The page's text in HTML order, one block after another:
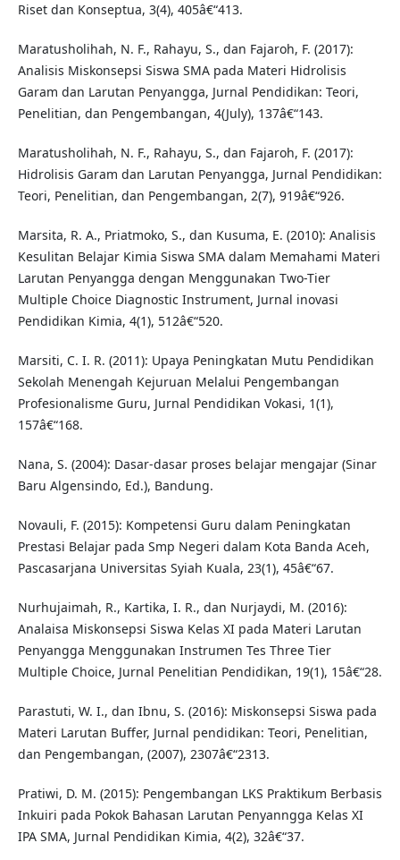
Riset dan Konseptua, 3(4), 405â€“413.
Maratusholihah, N. F., Rahayu, S., dan Fajaroh, F. (2017):
Analisis Miskonsepsi Siswa SMA pada Materi Hidrolisis
Garam dan Larutan Penyangga, Jurnal Pendidikan: Teori,
Penelitian, dan Pengembangan, 4(July), 137â€“143.
Maratusholihah, N. F., Rahayu, S., dan Fajaroh, F. (2017):
Hidrolisis Garam dan Larutan Penyangga, Jurnal Pendidikan:
Teori, Penelitian, dan Pengembangan, 2(7), 919â€“926.
Marsita, R. A., Priatmoko, S., dan Kusuma, E. (2010): Analisis
Kesulitan Belajar Kimia Siswa SMA dalam Memahami Materi
Larutan Penyangga dengan Menggunakan Two-Tier
Multiple Choice Diagnostic Instrument, Jurnal inovasi
Pendidikan Kimia, 4(1), 512â€“520.
Marsiti, C. I. R. (2011): Upaya Peningkatan Mutu Pendidikan
Sekolah Menengah Kejuruan Melalui Pengembangan
Profesionalisme Guru, Jurnal Pendidikan Vokasi, 1(1),
157â€“168.
Nana, S. (2004): Dasar-dasar proses belajar mengajar (Sinar
Baru Algensindo, Ed.), Bandung.
Novauli, F. (2015): Kompetensi Guru dalam Peningkatan
Prestasi Belajar pada Smp Negeri dalam Kota Banda Aceh,
Pascasarjana Universitas Syiah Kuala, 23(1), 45â€“67.
Nurhujaimah, R., Kartika, I. R., dan Nurjaydi, M. (2016):
Analaisa Miskonsepsi Siswa Kelas XI pada Materi Larutan
Penyangga Menggunakan Instrumen Tes Three Tier
Multiple Choice, Jurnal Penelitian Pendidikan, 19(1), 15â€“28.
Parastuti, W. I., dan Ibnu, S. (2016): Miskonsepsi Siswa pada
Materi Larutan Buffer, Jurnal pendidikan: Teori, Penelitian,
dan Pengembangan, (2007), 2307â€“2313.
Pratiwi, D. M. (2015): Pengembangan LKS Praktikum Berbasis
Inkuiri pada Pokok Bahasan Larutan Penyanngga Kelas XI
IPA SMA, Jurnal Pendidikan Kimia, 4(2), 32â€“37.